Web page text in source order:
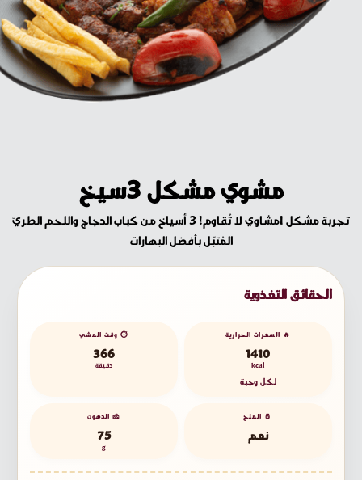
مشوي مشكل 3سيخ
تجربة مشكل lمشاوي لا تُقاوم! 3 أسياخ من كباب الدجاج واللحم الطريّ
المُتبّل بأفضل البهارات
الحقائق التغذوية
🔥 السعرات الحرارية
1410
kcal
لكل وجبة
⏱️ وقت المشي
366
دقيقة
🧂 الملح
نعم
🧀 الدهون
75
g